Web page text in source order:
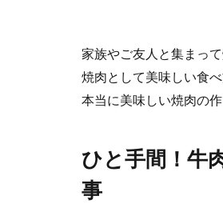
家族やご友人と集まっ
焼肉として美味しい食
本当に美味しい焼肉の
ひと手間！牛
事